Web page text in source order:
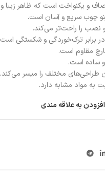
یکنواخت است که ظاهر زیبا و
چوب سریع و آسان است.
را راحت‌تر می‌کند.
برابر ترک‌خوردگی و شکستگی
مقاوم است.
ساده است.
طراحی‌های مختلف را میسر می‌کند.
مواد مشابه دارد.
افزودن به علاقه مندی